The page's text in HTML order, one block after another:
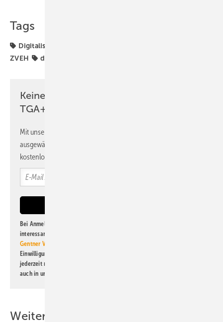
Tags
Digitalisierung
ZVEH
digitale Tools
Keine Zeit? Kein Problem mit dem
TGA+E Newsletter!
Mit unserem Newsletter erhalten Sie regelmäßig von uns
ausgewählte Informationen und Neuigkeiten, gebündelt und
kostenlos direkt ins Postfach.
Bei Anmeldung zu diesem Newsletter bin ich damit einverstanden, über
interessante Verlags- und Online-Angebote
Gentner Verlag GmbH & Co. KG
Einwilligung kann ich jederzeit widerrufen und eine Abmeldung ist
jederzeit möglich. Informationen zum Umgang mit Daten finden Sie
auch in unserer
Weitere Inhalte